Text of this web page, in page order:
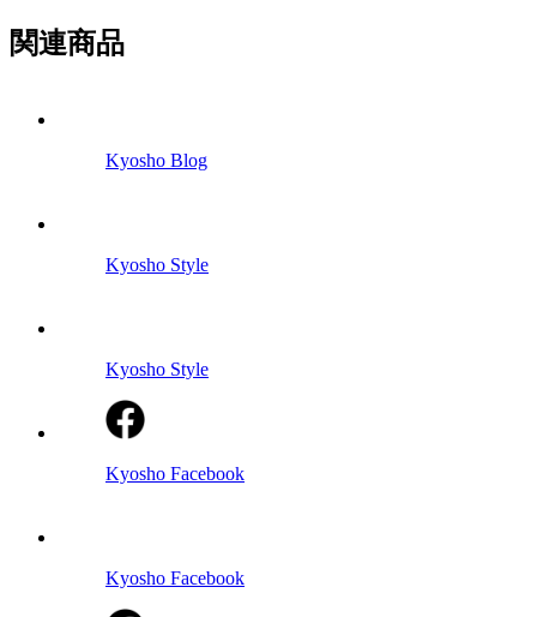
関連商品
Kyosho Blog
Kyosho Style
Kyosho Style
Kyosho Facebook
Kyosho Facebook